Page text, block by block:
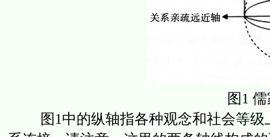
图1
图1中的纵轴指各种观念和社会等级